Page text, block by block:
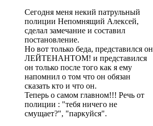
Сегодня меня некий патрульный
полиции Непомнящий Алексей,
сделал замечание и составил
постановление.
Но вот только беда, представился он
ЛЕЙТЕНАНТОМ! и представился
он только после того как я ему
напомнил о том что он обязан
сказать кто и что он.
Теперь о самом главном!!! Речь от
полиции : "тебя ничего не
смущает?", "паркуйся".